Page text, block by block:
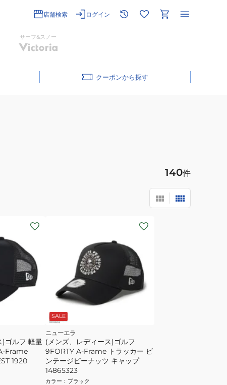
店舗検索 ログイン
サーフ&スノー
クーポン
140件
)ゴルフ 軽量
Frame
1920
SALE
ニューエラ
(メンズ、レディース)ゴルフ
9FORTY A-Frame トラッカー ビ
ンテージピーナッツ キャップ
14865323
カラー ： ブラック